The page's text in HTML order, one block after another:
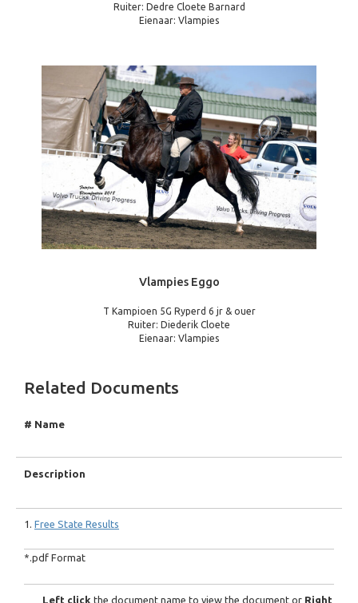
Ruiter: Dedre Cloete Barnard
Eienaar: Vlampies
Vlampies Eggo
T Kampioen 5G Ryperd 6 jr & ouer
Ruiter: Diederik Cloete
Eienaar: Vlampies
Related Documents
# Name
Description
1. Free State Results
*.pdf Format
Left click the document name to view the document or Right